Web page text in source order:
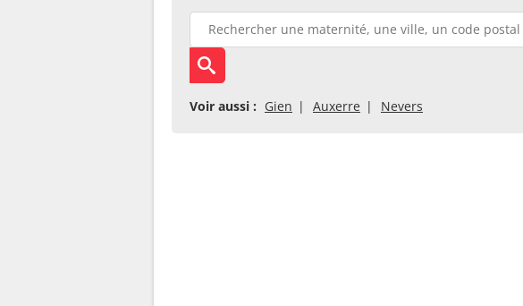
Voir aussi : Gien Auxerre Nevers